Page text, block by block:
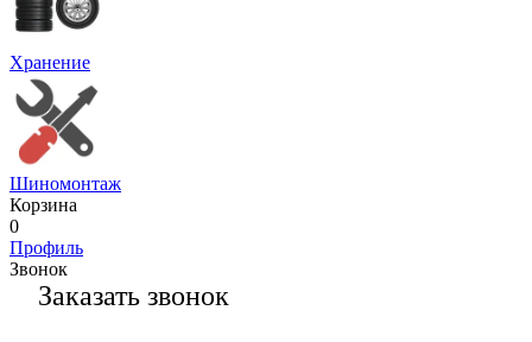
Хранение
Шиномонтаж
Корзина
0
Профиль
Звонок
Заказать звонок